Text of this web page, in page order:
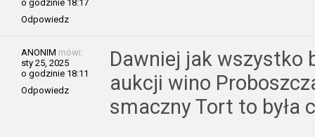
o godzinie 18:17
Odpowiedz
ANONIM mówi:
sty 25, 2025
o godzinie 18:11
Odpowiedz
Dawniej jak wszystko
aukcji wino
smaczny Tort to była